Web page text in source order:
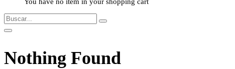
You have no item in your shopping cart
Nothing Found